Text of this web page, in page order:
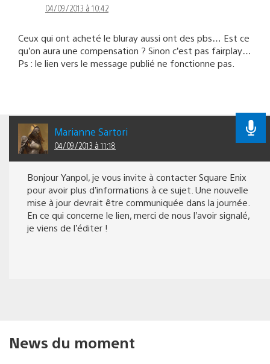
04/09/2013 à 10:42
Ceux qui ont acheté le bluray aussi ont des pbs… Est ce
qu’on aura une compensation ? Sinon c’est pas fairplay…
Ps : le lien vers le message publié ne fonctionne pas.
Marianne Sartori
04/09/2013 à 11:18
Bonjour Yanpol, je vous invite à contacter Square Enix
pour avoir plus d’informations à ce sujet. Une nouvelle
mise à jour devrait être communiquée dans la journée.
En ce qui concerne le lien, merci de nous l’avoir signalé,
je viens de l’éditer !
News du moment